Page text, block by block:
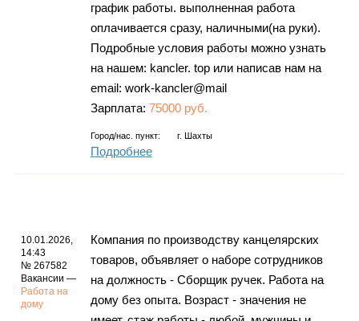
график работы. выполненная работа
оплачивается сразу, наличными(на руки).
Подробные условия работы можно узнать
на нашем: kancler. top или написав нам на
email: work-kancler@mail
Зарплата: 75000 руб.
Город/нас. пункт: г. Шахты
Подробнее
10.01.2026,
14:43
№ 267582
Вакансии —
Работа на
дому
Компания по производству канцелярских
товаров, объявляет о наборе сотрудников
на должность - Сборщик ручек. Работа на
дому без опыта. Возраст - значения не